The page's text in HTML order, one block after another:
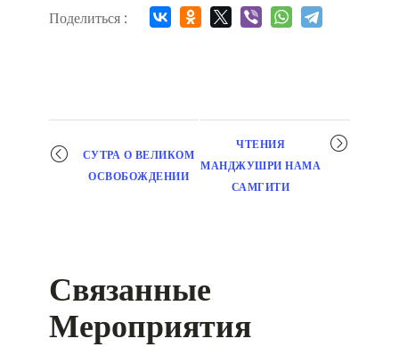
Поделиться :
Мероприятие
навигация
СУТРА О ВЕЛИКОМ
ОСВОБОЖДЕНИИ
ЧТЕНИЯ
МАНДЖУШРИ НАМА
САМГИТИ
Связанные
Мероприятия